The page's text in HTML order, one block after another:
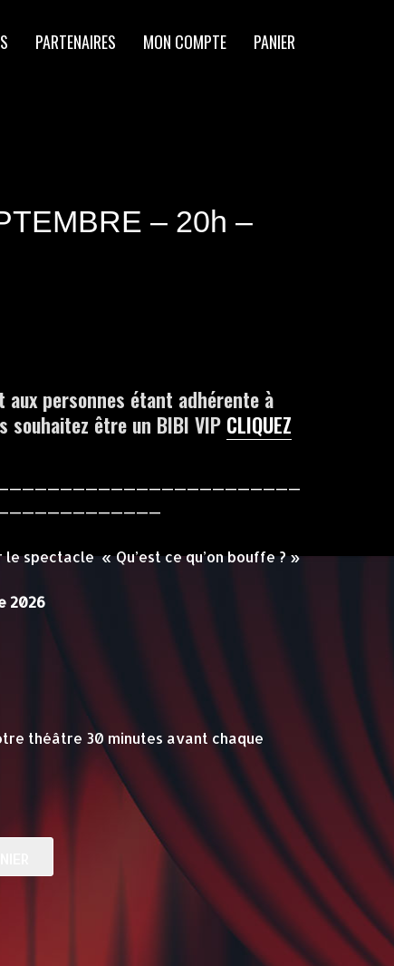
PARTENAIRES MON COMPTE PANIER
– 20h –
aux personnes étant adhérente à
souhaitez être un BIBI VIP CLIQUEZ
spectacle « Qu’est ce qu’on bouffe ? »
2026
théâtre 30 minutes avant chaque